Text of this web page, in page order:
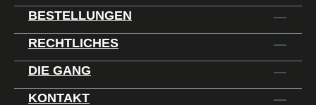
BESTELLUNGEN
RECHTLICHES
DIE GANG
KONTAKT